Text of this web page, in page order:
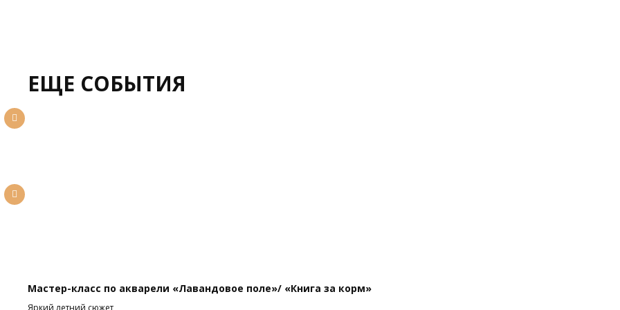
ЕЩЕ СОБЫТИЯ
Мастер-класс по акварели «Лавандовое поле»/ «Книга за корм»
Яркий летний сюжет